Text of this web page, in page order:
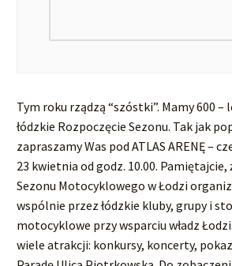
Tym roku rządzą “szóstki”. Mamy 600 –
łódzkie Rozpoczęcie Sezonu. Tak jak
zapraszamy Was pod ATLAS ARENĘ –
23 kwietnia od godz. 10.00. Pamiętajcie,
Sezonu Motocyklowego w Łodzi
wspólnie przez łódzkie kluby, grupy i
motocyklowe przy wsparciu władz
wiele atrakcji: konkursy, koncerty,